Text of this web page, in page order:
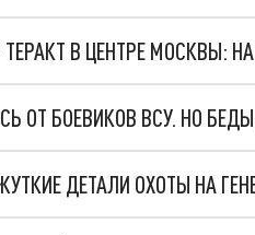
В ЦЕНТРЕ МОСКВЫ:
ОТ БОЕВИКОВ ВСУ. НО